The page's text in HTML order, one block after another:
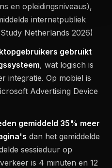
en opleidingsniveaus),
internetpubliek
Netherlands 2026)
gebruikt
, wat logisch is
integratie. Op mobiel is
Advertising Device
gemiddeld 35% meer
dan het gemiddelde
sessieduur op
is 4 minuten en 12